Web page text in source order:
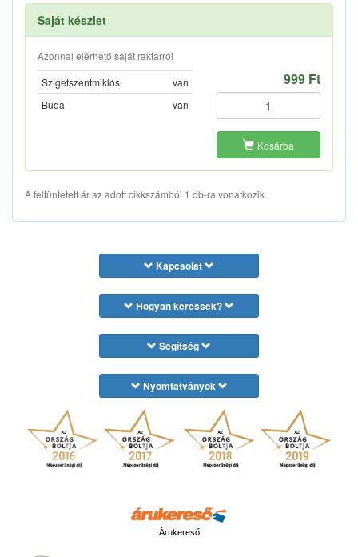
Saját készlet
Azonnal elérhető saját raktárról
Szigetszentmiklós
van
Buda
van
999 Ft
Kosárba
A feltüntetett ár az adott cikkszámból 1 db-ra vonatkozik.
Kapcsolat
Hogyan keressek?
Segítség
Nyomtatványok
Árukereső